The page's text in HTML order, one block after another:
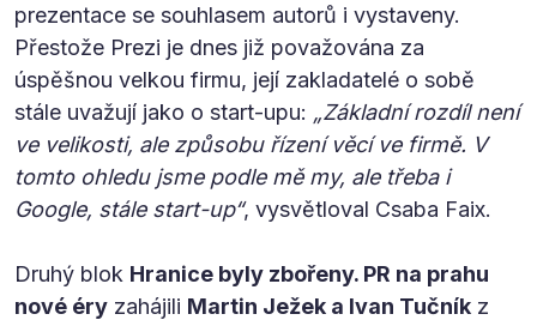
prezentace se souhlasem autorů i vystaveny.
Přestože Prezi je dnes již považována za
úspěšnou velkou firmu, její zakladatelé o sobě
stále uvažují jako o start-upu: „Základní rozdíl není
ve velikosti, ale způsobu řízení věcí ve firmě. V
tomto ohledu jsme podle mě my, ale třeba i
Google, stále start-up“, vysvětloval Csaba Faix.
Druhý blok Hranice byly zbořeny. PR na prahu
nové éry zahájili Martin Ježek a Ivan Tučník z